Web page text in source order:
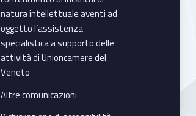
natura intellettuale aventi ad
oggetto l’assistenza
specialistica a supporto delle
attività di Unioncamere del
Veneto
Altre comunicazioni